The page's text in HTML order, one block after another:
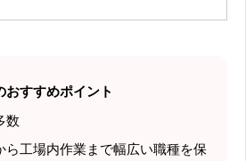
おすすめポイント
数
ら工場内作業まで幅広い職種を保